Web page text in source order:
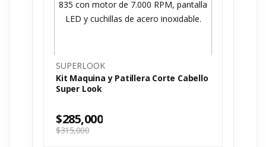
SUPERLOOK
Kit Maquina y Patillera Corte Cabello
Super Look
$315,000
$285,000